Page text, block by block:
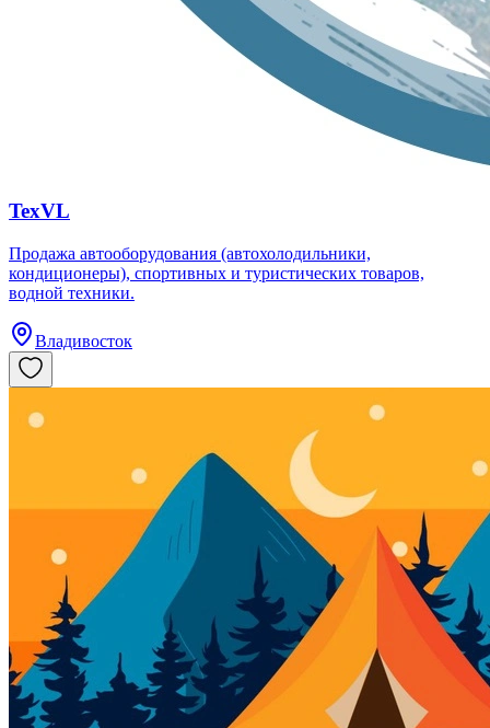
TexVL
Продажа автооборудования (автохолодильники,
кондиционеры), спортивных и туристических товаров,
водной техники.
Владивосток